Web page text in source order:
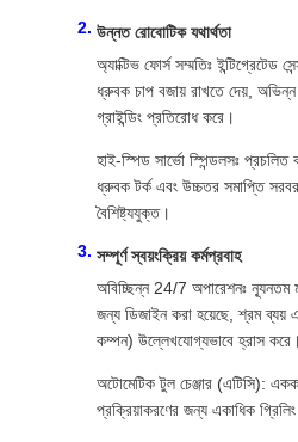
উন্নত রোবোটিক যথার্থতা
অ্যাক্টিভ ফোর্স সম্মতিঃ ইন্টিগ্রেটেড
ধ্রুবক চাপ বজায় রাখতে দেয়,
গ্রাইন্ডিং প্রতিরোধ করে।
হাই-স্পিড সার্ভো স্পিন্ডলসঃ প্রচলিত
ধ্রুবক টর্ক এবং উচ্চতর সমাপ্তি
বৈশিষ্ট্যযুক্ত।
সম্পূর্ণ স্বয়ংক্রিয় কর্মপ্রবাহ
অবিচ্ছিন্ন 24/7 অপারেশনঃ ন্যূনতম
জন্য ডিজাইন করা হয়েছে, শ্রম ব্যয়
কম্পন) উল্লেখযোগ্যভাবে হ্রাস করে।
অটোমেটিক টুল চেঞ্জার (এটিসি):
প্রক্রিয়াকরণের জন্য একাধিক